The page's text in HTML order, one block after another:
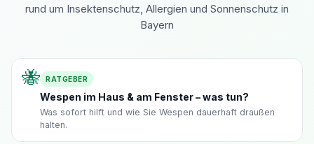
rund um Insektenschutz, Allergien und Sonnenschutz in
Bayern
🐝 RATGEBER
Wespen im Haus & am Fenster – was tun?
Was sofort hilft und wie Sie Wespen dauerhaft draußen
halten.